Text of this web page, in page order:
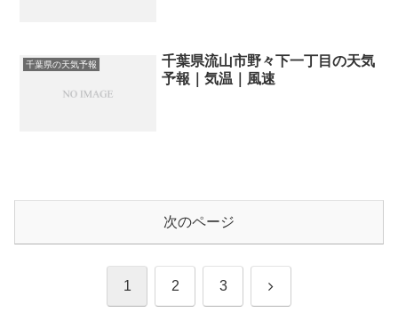
千葉県の天気予報
千葉県流山市野々下一丁目の天気
予報｜気温｜風速
次のページ
1 2 3 次